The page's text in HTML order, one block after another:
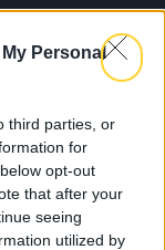
Personal
third parties, or
for
opt-out
that after your
seeing
utilized by
était petite,
scène en
Distillant
de
sont de
et les
l’une